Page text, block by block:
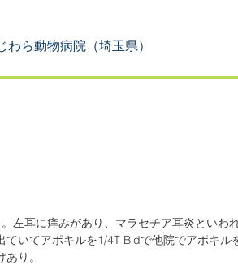
ら動物病院（埼玉県）
左耳に痒みがあり、マラセチア耳炎といわ
いてアポキルを1/4T Bidで他院でアポキル
り。